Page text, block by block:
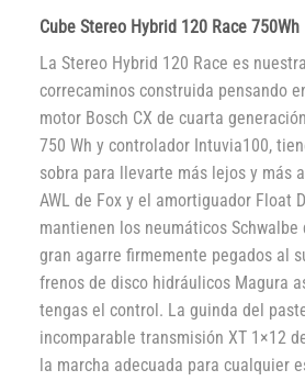
Cube Stereo Hybrid 120 Race 750Wh
La Stereo Hybrid 120 Race es
correcaminos construida pensando
motor Bosch CX de cuarta
750 Wh y controlador Intuvia100,
sobra para llevarte más lejos y más
AWL de Fox y el amortiguador Float
mantienen los neumáticos Schwalbe
gran agarre firmemente pegados al
frenos de disco hidráulicos Magura
tengas el control. La guinda del
incomparable transmisión XT 1×12
la marcha adecuada para cualquier